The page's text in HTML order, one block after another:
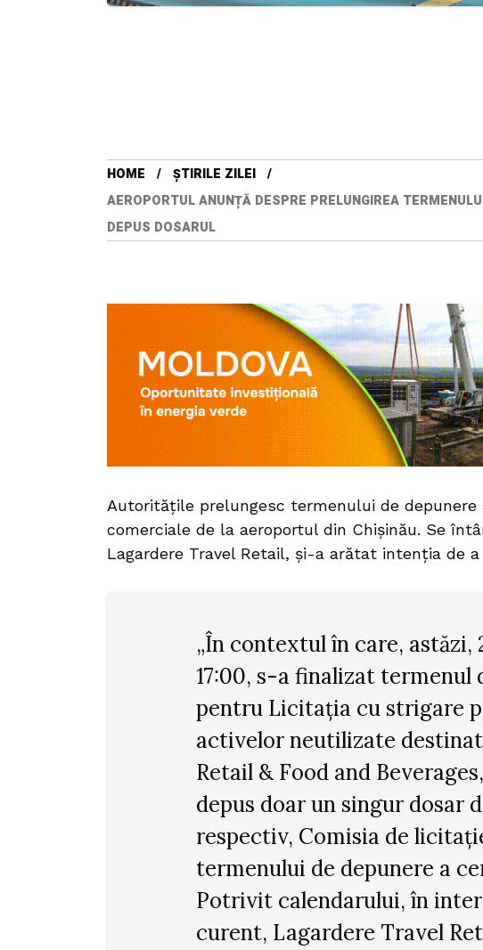
HOME
ȘTIRILE ZILEI
AEROPORTUL ANUNȚĂ DESPRE PRELUNGIREA
DEPUS DOSARUL
Autoritățile prelungesc termenului de
comerciale de la aeroportul din Chișinău. Se
Lagardere Travel Retail, și-a arătat intenția de
„În contextul în care,
17:00, s-a finalizat termenul
pentru Licitația cu strigare
activelor neutilizate
Retail & Food and
depus doar un singur dosar
respectiv, Comisia de
termenului de depunere a
Potrivit calendarului, în
curent, Lagardere Travel